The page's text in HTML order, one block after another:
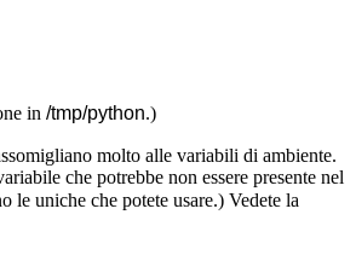
in /tmp/python.)
molto alle variabili di ambiente.
che potrebbe non essere presente nel
uniche che potete usare.) Vedete la